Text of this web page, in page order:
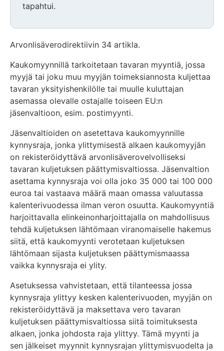
tapahtui.
Arvonlisäverodirektiivin 34 artikla.
Kaukomyynnillä tarkoitetaan tavaran myyntiä, jossa
myyjä tai joku muu myyjän toimeksiannosta kuljettaa
tavaran yksityishenkilölle tai muulle kuluttajan
asemassa olevalle ostajalle toiseen EU:n
jäsenvaltioon, esim. postimyynti.
Jäsenvaltioiden on asetettava kaukomyynnille
kynnysraja, jonka ylittymisestä alkaen kaukomyyjän
on rekisteröidyttävä arvonlisäverovelvolliseksi
tavaran kuljetuksen päättymisvaltiossa. Jäsenvaltion
asettama kynnysraja voi olla joko 35 000 tai 100 000
euroa tai vastaava määrä maan omassa valuutassa
kalenterivuodessa ilman veron osuutta. Kaukomyyntiä
harjoittavalla elinkeinonharjoittajalla on mahdollisuus
tehdä kuljetuksen lähtömaan viranomaiselle hakemus
siitä, että kaukomyynti verotetaan kuljetuksen
lähtömaan sijasta kuljetuksen päättymismaassa
vaikka kynnysraja ei ylity.
Asetuksessa vahvistetaan, että tilanteessa jossa
kynnysraja ylittyy kesken kalenterivuoden, myyjän on
rekisteröidyttävä ja maksettava vero tavaran
kuljetuksen päättymisvaltiossa siitä toimituksesta
alkaen, jonka johdosta raja ylittyy. Tämä myynti ja
sen jälkeiset myynnit kynnysrajan ylittymisvuodelta ja